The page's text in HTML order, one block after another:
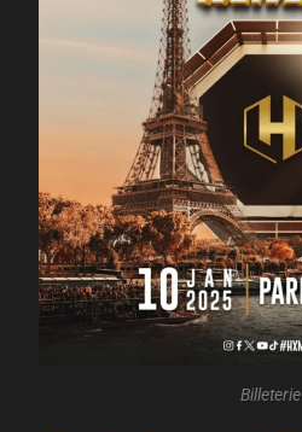
Billeterie